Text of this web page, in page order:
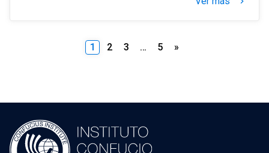
Paginación
1 2 3 … 5 »